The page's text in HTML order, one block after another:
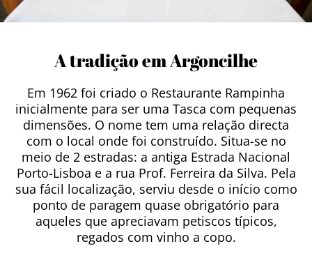
A tradição em Argoncilhe
Em 1962 foi criado o Restaurante Rampinha
inicialmente para ser uma Tasca com pequenas
dimensões. O nome tem uma relação directa
com o local onde foi construído. Situa-se no
meio de 2 estradas: a antiga Estrada Nacional
Porto-Lisboa e a rua Prof. Ferreira da Silva. Pela
sua fácil localização, serviu desde o início como
ponto de paragem quase obrigatório para
aqueles que apreciavam petiscos típicos,
regados com vinho a copo.